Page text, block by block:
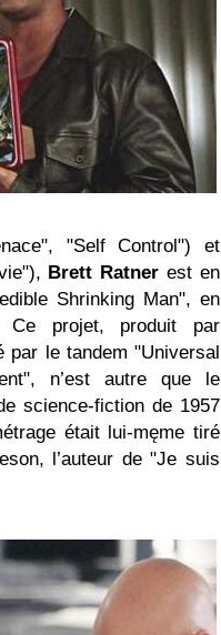
"Self Control") et
Brett Ratner est en
Shrinking Man", en
Ce projet, produit par
par le tandem "Universal
n’est autre que le
science-fiction de 1957
était lui-męme tiré
l’auteur de "Je suis